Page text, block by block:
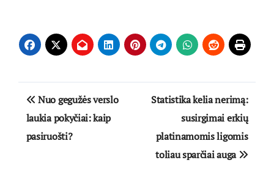
Navigacija
tarp
įrašų
Nuo gegužės verslo
laukia pokyčiai: kaip
pasiruošti?
Statistika kelia nerimą:
susirgimai erkių
platinamomis ligomis
toliau sparčiai auga